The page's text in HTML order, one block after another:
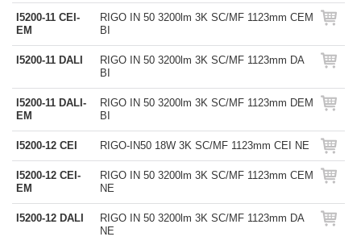
I5200-11 CEI-
EM
RIGO IN 50 3200lm 3K SC/MF 1123mm CEM
BI
I5200-11 DALI
RIGO IN 50 3200lm 3K SC/MF 1123mm DA
BI
I5200-11 DALI-
EM
RIGO IN 50 3200lm 3K SC/MF 1123mm DEM
BI
I5200-12 CEI RIGO-IN50 18W 3K SC/MF 1123mm CEI NE
I5200-12 CEI-
EM
RIGO IN 50 3200lm 3K SC/MF 1123mm CEM
NE
I5200-12 DALI
RIGO IN 50 3200lm 3K SC/MF 1123mm DA
NE